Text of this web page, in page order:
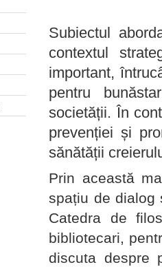
Subiectul
contextul
important,
pentru
societății. În
prevenției și
sănătății
Prin această
spațiu de dialog
Catedra de
bibliotecari,
discuta despre